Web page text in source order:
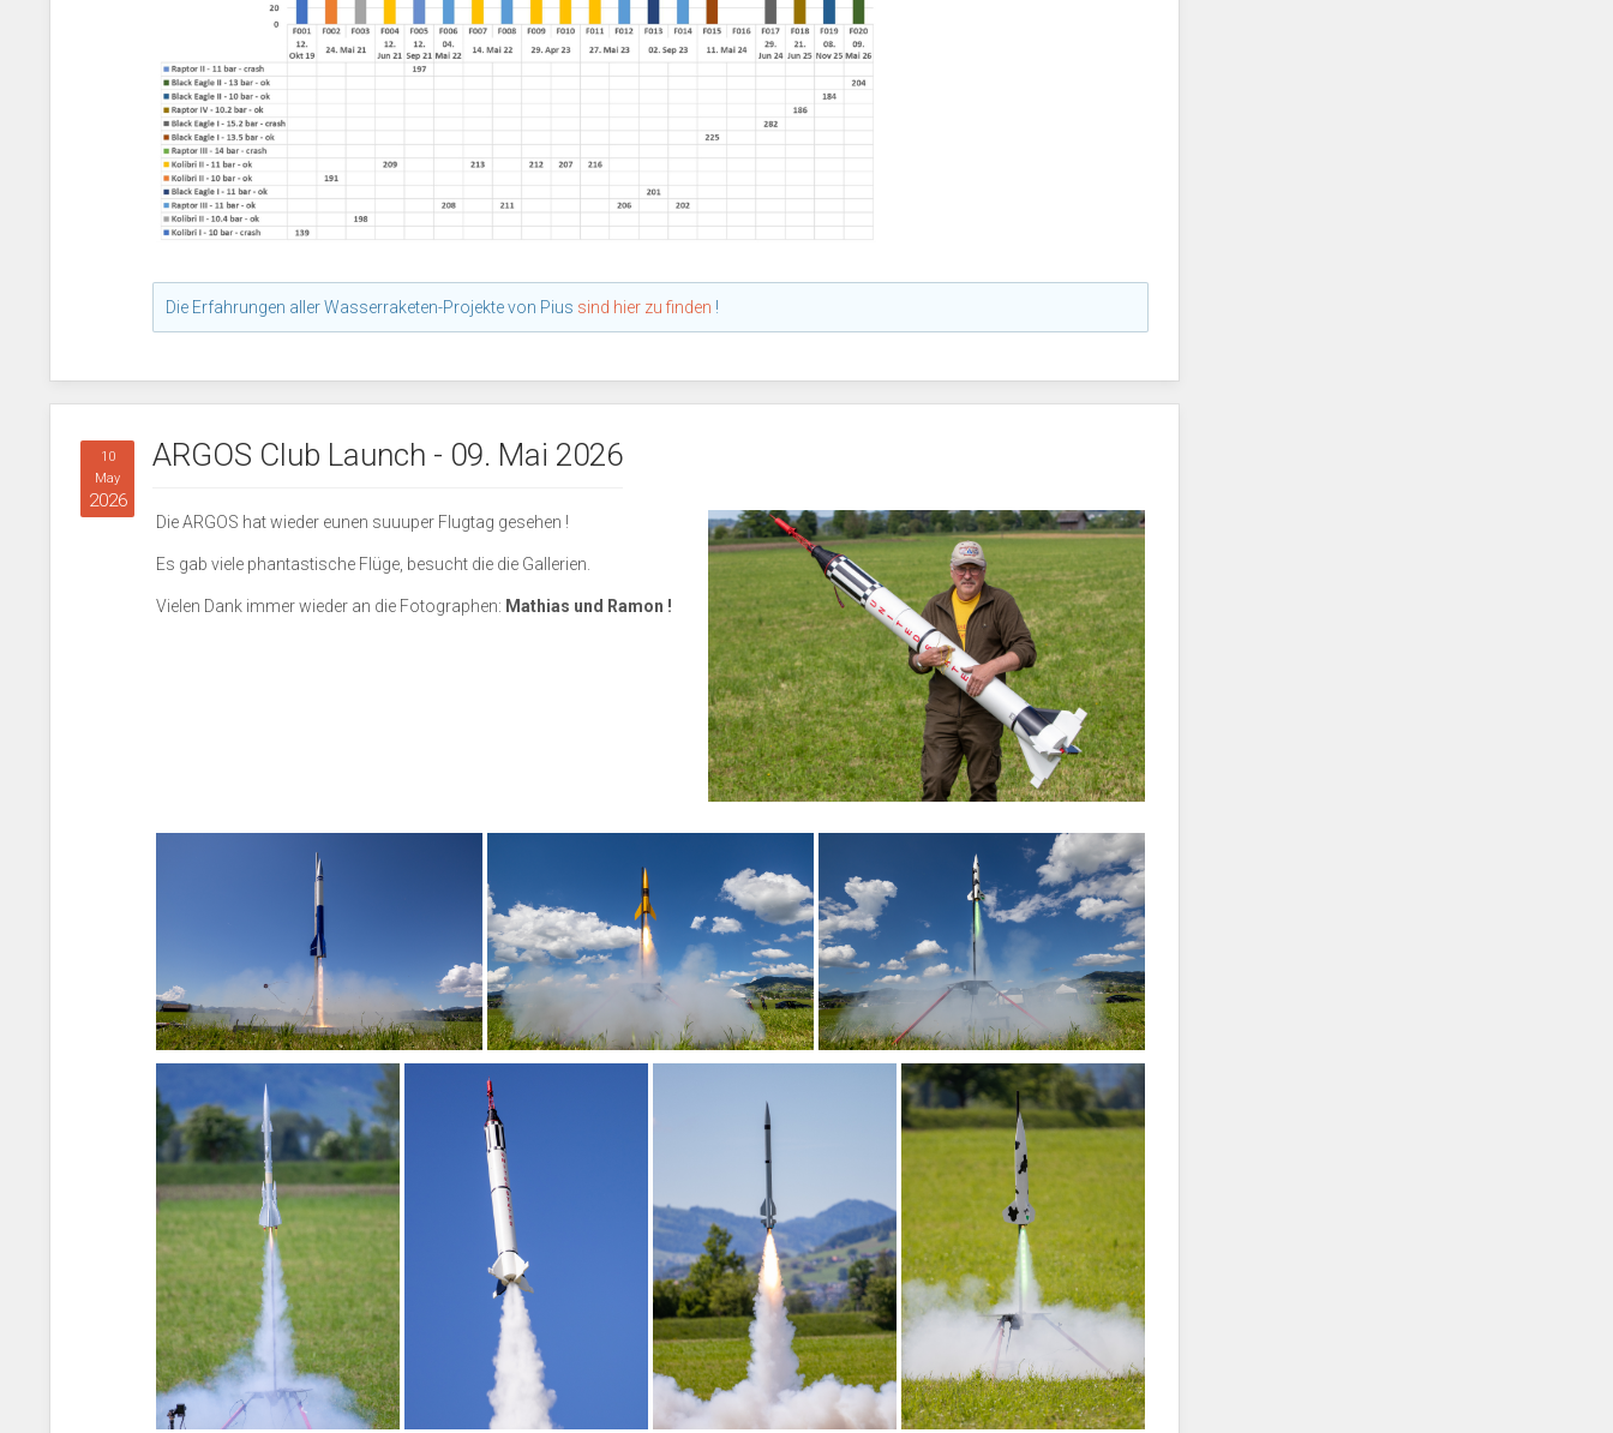
Die Erfahrungen aller Wasserraketen-Projekte von Pius sind hier zu finden !
10
May
2026
ARGOS Club Launch - 09. Mai 2026
Die ARGOS hat wieder eunen suuuper Flugtag gesehen !
Es gab viele phantastische Flüge, besucht die die Gallerien.
Vielen Dank immer wieder an die Fotographen: Mathias und Ramon !